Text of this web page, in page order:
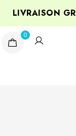
LIVRAISON
0